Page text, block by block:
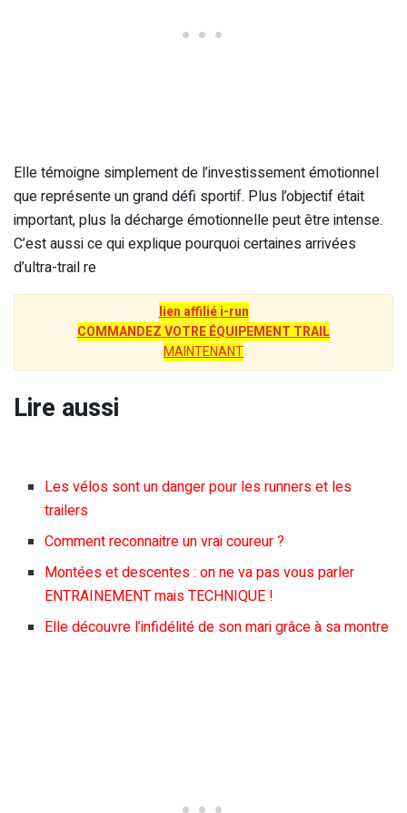
Elle témoigne simplement de l’investissement émotionnel
que représente un grand défi sportif. Plus l’objectif était
important, plus la décharge émotionnelle peut être intense.
C’est aussi ce qui explique pourquoi certaines arrivées
d’ultra-trail re
lien affilié i-run
COMMANDEZ VOTRE ÉQUIPEMENT TRAIL
MAINTENANT
Lire aussi
Les vélos sont un danger pour les runners et les
trailers
Comment reconnaitre un vrai coureur ?
Montées et descentes : on ne va pas vous parler
ENTRAINEMENT mais TECHNIQUE !
Elle découvre l’infidélité de son mari grâce à sa montre